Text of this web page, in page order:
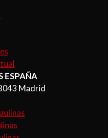
ESPAÑA
Madrid